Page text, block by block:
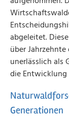
abgeleitet.
über
unerlässlich als
die Entwicklung
Generationen